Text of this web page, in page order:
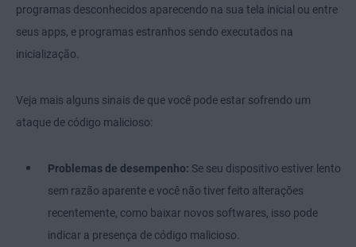
programas desconhecidos aparecendo na sua tela inicial ou entre
seus apps, e programas estranhos sendo executados na
inicialização.
Veja mais alguns sinais de que você pode estar sofrendo um
ataque de código malicioso:
Problemas de desempenho: Se seu dispositivo estiver lento
sem razão aparente e você não tiver feito alterações
recentemente, como baixar novos softwares, isso pode
indicar a presença de código malicioso.